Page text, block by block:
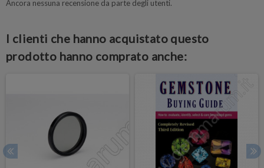
Ancora nessuna recensione da parte degli utenti.
I clienti che hanno acquistato questo
prodotto hanno comprato anche: